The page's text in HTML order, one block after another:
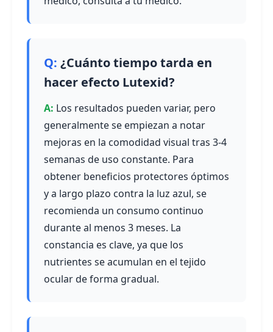
¿Cuánto tiempo tarda en
hacer efecto Lutexid?
Los resultados pueden variar, pero
generalmente se empiezan a notar
mejoras en la comodidad visual tras 3-4
semanas de uso constante. Para
obtener beneficios protectores óptimos
y a largo plazo contra la luz azul, se
recomienda un consumo continuo
durante al menos 3 meses. La
constancia es clave, ya que los
nutrientes se acumulan en el tejido
ocular de forma gradual.